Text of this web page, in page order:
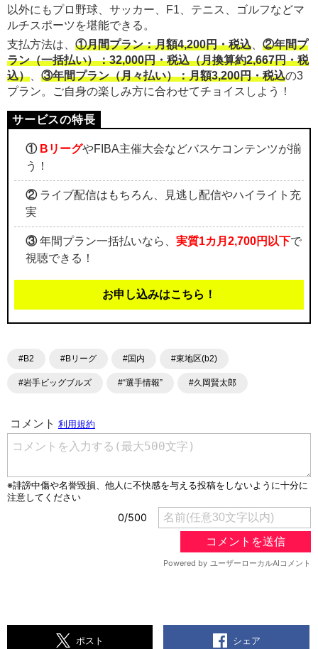
以外にもプロ野球、サッカー、F1、テニス、ゴルフなどマ
ルチスポーツを堪能できる。
支払方法は、 ①月間プラン：月額4,200円・税込
②年間プ
ラン（一括払い）：32,000円・税込（月換算約2,667円・税
込）
③年間プラン（月々払い）：月額3,200円・税込の3
プラン。ご自身の楽しみ方に合わせてチョイスしよう！
① BリーグやFIBA主催大会などバスケコンテンツが揃
う！
②ライブ配信はもちろん、見逃し配信やハイライト充
実
③年間プラン一括払いなら、 実質1カ月2,700円以下で
視聴できる！
お申し込みはこちら！
#B2 #Bリーグ #国内 #東地区(b2)
#岩手ビッグブルズ #“選手情報” #久岡賢太郎
ポスト シェア